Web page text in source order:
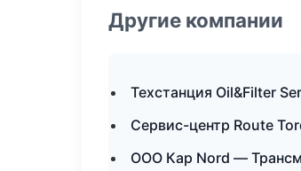
Другие компании
Техстанция Oil&Filter
Сервис-центр Route
ООО Кар Nord —